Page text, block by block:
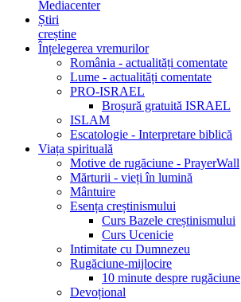
Mediacenter
Știri
creștine
Înțelegerea vremurilor
România - actualități comentate
Lume - actualități comentate
PRO-ISRAEL
Broșură gratuită ISRAEL
ISLAM
Escatologie - Interpretare biblică
Viața spirituală
Motive de rugăciune - PrayerWall
Mărturii - vieți în lumină
Mântuire
Esența creștinismului
Curs Bazele creștinismului
Curs Ucenicie
Intimitate cu Dumnezeu
Rugăciune-mijlocire
10 minute despre rugăciune
Devoțional